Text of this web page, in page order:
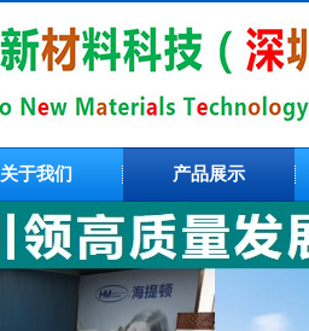
关于我们 产品展示